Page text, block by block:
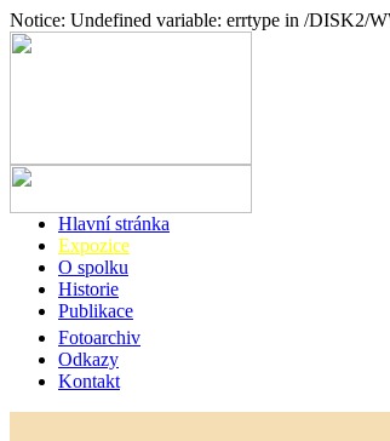
Notice: Undefined variable: errtype in /DISK2/
Hlavní stránka
Expozice
O spolku
Historie
Publikace
Fotoarchiv
Odkazy
Kontakt